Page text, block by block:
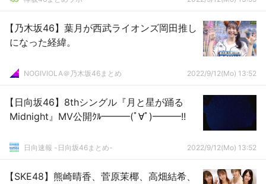
【乃木坂46】葉月が西武ライオンズ岡田推し
になった経緯。
NOGIVIOLA＠乃木坂46まとめ 2022/9/12(Mo) 13:52
【日向坂46】8thシングル『月と星が踊る
Midnight』MV公開ｸﾙ━━━(ﾟ∀ﾟ)━━━!!
日向速報 -日向坂46まとめ- 2022/9/12(Mo) 13:52
【SKE48】熊崎晴香、菅原茉椰、高畑結希、